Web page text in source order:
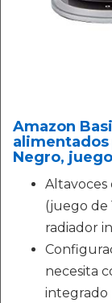
Amazon
alimentados
Negro,
(juego de
radiador
necesita
integrado